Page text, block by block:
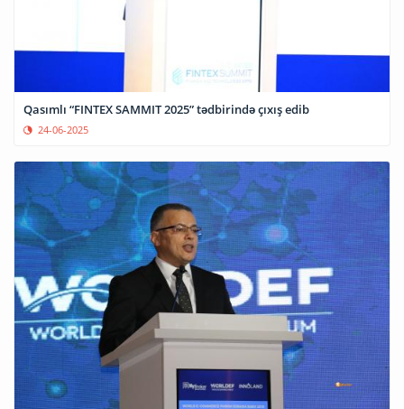
Qasımlı “FINTEX SAMMIT 2025” tədbirində çıxış edib
24-06-2025